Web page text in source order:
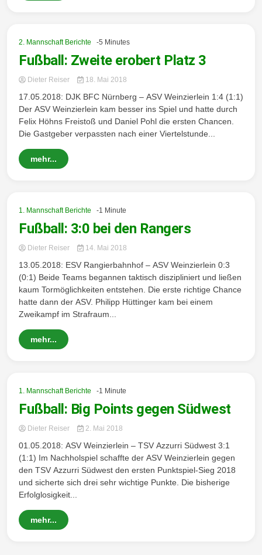
2. Mannschaft Berichte -5 Minutes
Fußball: Zweite erobert Platz 3
Dieter Reiser 18. Mai 2018
17.05.2018: DJK BFC Nürnberg – ASV Weinzierlein 1:4 (1:1)
Der ASV Weinzierlein kam besser ins Spiel und hatte durch
Felix Höhns Freistoß und Daniel Pohl die ersten Chancen.
Die Gastgeber verpassten nach einer Viertelstunde...
mehr...
1. Mannschaft Berichte -1 Minute
Fußball: 3:0 bei den Rangers
Dieter Reiser 14. Mai 2018
13.05.2018: ESV Rangierbahnhof – ASV Weinzierlein 0:3
(0:1) Beide Teams begannen taktisch diszipliniert und ließen
kaum Tormöglichkeiten entstehen. Die erste richtige Chance
hatte dann der ASV. Philipp Hüttinger kam bei einem
Zweikampf im Strafraum...
mehr...
1. Mannschaft Berichte -1 Minute
Fußball: Big Points gegen Südwest
Dieter Reiser 2. Mai 2018
01.05.2018: ASV Weinzierlein – TSV Azzurri Südwest 3:1
(1:1) Im Nachholspiel schaffte der ASV Weinzierlein gegen
den TSV Azzurri Südwest den ersten Punktspiel-Sieg 2018
und sicherte sich drei sehr wichtige Punkte. Die bisherige
Erfolglosigkeit...
mehr...